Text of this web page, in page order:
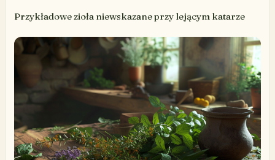
Przykładowe zioła niewskazane przy lejącym katarze